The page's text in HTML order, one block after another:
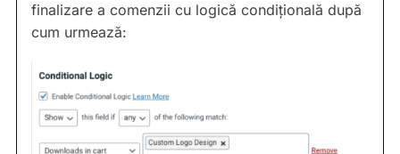
finalizare a comenzii cu logică condițională după
cum urmează: